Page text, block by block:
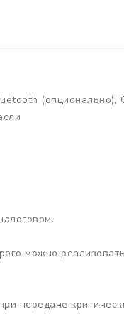
(опционально),
можно
передаче